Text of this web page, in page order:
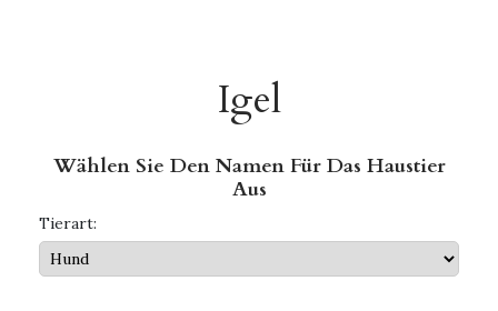
Igel
Wählen Sie Den Namen Für Das Haustier
Aus
Tierart: